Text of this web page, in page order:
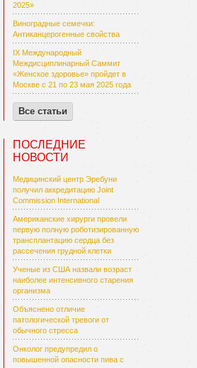
2025»
Виноградные семечки:
Антиканцерогенные свойства
IX Международный
Междисциплинарный Саммит
«Женское здоровье» пройдет в
Москве с 21 по 23 мая 2025 года
Все статьи
ПОСЛЕДНИЕ
НОВОСТИ
Медицинский центр Эребуни
получил аккредитацию Joint
Commission International
Американские хирурги провели
первую полную роботизированную
трансплантацию сердца без
рассечения грудной клетки
Ученые из США назвали возраст
наиболее интенсивного старения
организма
Объяснено отличие
патологической тревоги от
обычного стресса
Онколог предупредил о
повышенной опасности пива с